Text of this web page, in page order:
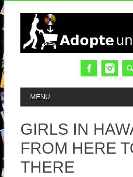
MAIN MENU
MENU
GIRLS IN
FROM HERE
THERE